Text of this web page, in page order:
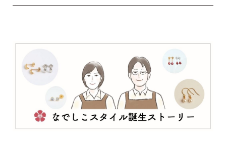
返品について